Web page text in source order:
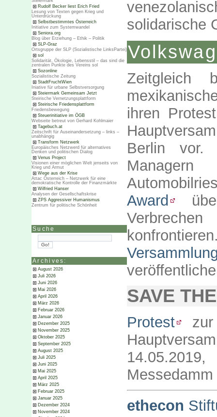
Rudolf Becker liest Erich Fried
Lesung von Texten gegen Krieg und
Unterdrückung
Selbstbestimmtes Österreich
Initiative zum Systemwandel
Seniora.org
Blog über Erziehung – Ethik – Politik
SLP-Graz
Ortsgruppe der SLP (Sozialistische LinksPartei)
sol
Solidarität, Ökologie, Lebensstil – das sind die
zentralen Punkte des Vereins sol
Sozonline
Sozialistische Zeitung
StadtFruchtWien
Iniative für urbane Selbstversorgung
Steiermark Gemeinsam Jetzt
Steirische Vernetzungsplattform
Steirische Friedensplattform
Friedensbewegung
Steuerinitiative im ÖGB
Webseite betreut von Gerhard Kohlmaier
Tagebuch.at
Zeitschrift für Auseinandersetzung – links –
unabhängig
Transform Netzwerk
Europäisches Netzwerd für alternatives
Denken und politischen Dialog
Venus Project
Visionen einer möglichen Welt jenseits von
Krieg und Armut
Wege aus der Krise
Attac Österreich – Netzwerk für eine
demokratische Kontrolle der Finanzmärkte
Wilfried Hanser
Analysen der Gesellschaftskrise
ZPS Aggressiver Humanismus
Zentrum für politische Schönheit
Suche
Archives:
August 2026
Juli 2026
Juni 2026
Mai 2026
April 2026
März 2026
Februar 2026
Januar 2026
Dezember 2025
November 2025
Oktober 2025
September 2025
August 2025
Juli 2025
Juni 2025
Mai 2025
April 2025
März 2025
Februar 2025
Januar 2025
Dezember 2024
November 2024
solidarische
Zeitgleich
ihren
Berlin vor.
Award
SAVE
Protest
zur
ethecon